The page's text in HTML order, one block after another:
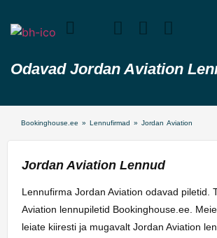
Odavad Jordan Aviation
Bookinghouse.ee » Lennufirmad » Jordan Aviation
Jordan Aviation Lennud
Lennufirma Jordan Aviation odavad piletid.
Aviation lennupiletid Bookinghouse.ee.
leiate kiiresti ja mugavalt Jordan Aviation